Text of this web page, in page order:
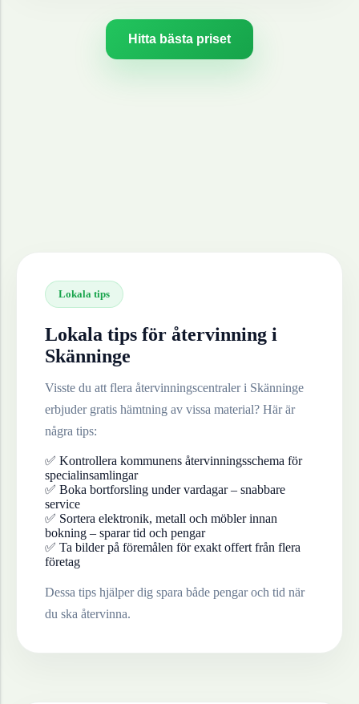
Hitta bästa priset
Lokala tips
Lokala tips för återvinning i
Skänninge
Visste du att flera återvinningscentraler i Skänninge
erbjuder gratis hämtning av vissa material? Här är
några tips:
✅ Kontrollera kommunens återvinningsschema för
specialinsamlingar
✅ Boka bortforsling under vardagar – snabbare
service
✅ Sortera elektronik, metall och möbler innan
bokning – sparar tid och pengar
✅ Ta bilder på föremålen för exakt offert från flera
företag
Dessa tips hjälper dig spara både pengar och tid när
du ska återvinna.